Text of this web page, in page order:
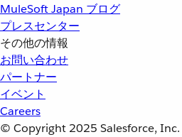
MuleSoft Japan ブログ
プレスセンター
その他の情報
お問い合わせ
パートナー
イベント
Careers
© Copyright 2025 Salesforce, Inc.